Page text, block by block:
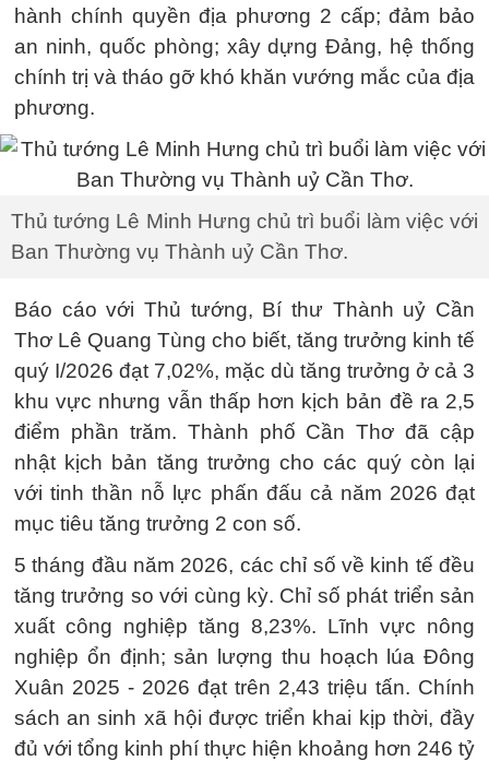
hành chính quyền địa phương 2 cấp; đảm bảo
an ninh, quốc phòng; xây dựng Đảng, hệ thống
chính trị và tháo gỡ khó khăn vướng mắc của địa
phương.
Thủ tướng Lê Minh Hưng chủ trì buổi làm việc với
Ban Thường vụ Thành uỷ Cần Thơ.
Báo cáo với Thủ tướng, Bí thư Thành uỷ Cần
Thơ Lê Quang Tùng cho biết, tăng trưởng kinh tế
quý I/2026 đạt 7,02%, mặc dù tăng trưởng ở cả 3
khu vực nhưng vẫn thấp hơn kịch bản đề ra 2,5
điểm phần trăm. Thành phố Cần Thơ đã cập
nhật kịch bản tăng trưởng cho các quý còn lại
với tinh thần nỗ lực phấn đấu cả năm 2026 đạt
mục tiêu tăng trưởng 2 con số.
5 tháng đầu năm 2026, các chỉ số về kinh tế đều
tăng trưởng so với cùng kỳ. Chỉ số phát triển sản
xuất công nghiệp tăng 8,23%. Lĩnh vực nông
nghiệp ổn định; sản lượng thu hoạch lúa Đông
Xuân 2025 - 2026 đạt trên 2,43 triệu tấn. Chính
sách an sinh xã hội được triển khai kịp thời, đầy
đủ với tổng kinh phí thực hiện khoảng hơn 246 tỷ